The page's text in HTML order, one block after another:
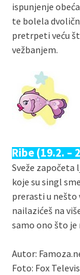
ispunjenje
te bolela
pretrpeti veću
vežbanjem.
Ribe (19.2. –
Sveže započeta
koje su singl
prerasti u nešto
nailazićeš na
samo ono što je
Autor:
Foto: Fox